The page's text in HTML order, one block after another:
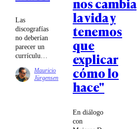
Las
discografías
no deberían
parecer un
currículum.
parecer una
biografía.
Mauricio
Jürgensen
la vida y
tenemos
que
explicar
cómo lo
hace"
En diálogo
con